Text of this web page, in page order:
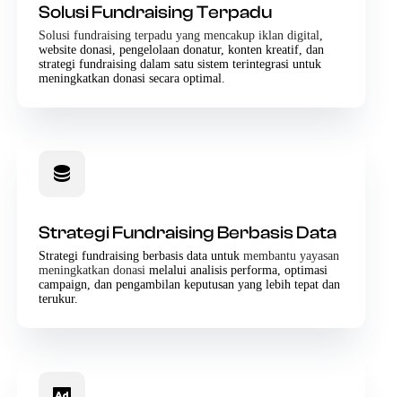
Solusi Fundraising Terpadu
Solusi fundraising terpadu yang mencakup iklan digital
website donasi, pengelolaan donatur, konten kreatif, dan
strategi fundraising dalam satu sistem terintegrasi untuk
meningkatkan donasi secara optimal.
Strategi Fundraising Berbasis Data
Strategi fundraising berbasis data untuk membantu yayasan
meningkatkan donasi melalui analisis performa, optimasi
campaign, dan pengambilan keputusan yang lebih tepat dan
terukur.